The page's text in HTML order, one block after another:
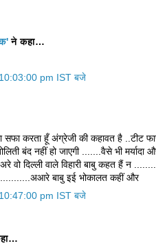
ने कहा…
pm IST बजे
सफा करता हूँ अंग्रेजी की कहावत है ..टीट
बंद नहीं हो जाएगी .......वैसे भी
वो दिल्ली वाले विहारी बाबु कहत हैं न
बाबु इई भोकालत कहीं और
pm IST बजे